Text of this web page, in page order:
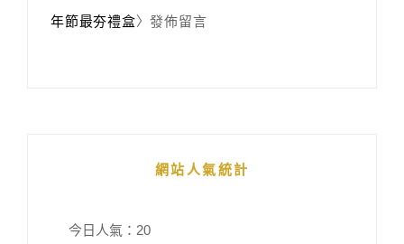
年節最夯禮盒〉發佈留言
網站人氣統計
今日人氣： 20